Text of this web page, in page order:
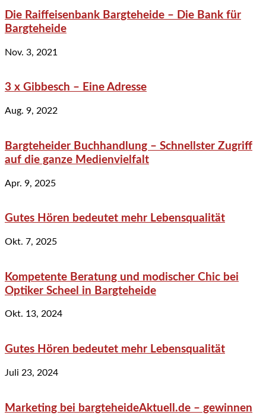
Die Raiffeisenbank Bargteheide – Die Bank für
Bargteheide
Nov. 3, 2021
3 x Gibbesch – Eine Adresse
Aug. 9, 2022
Bargteheider Buchhandlung – Schnellster Zugriff
auf die ganze Medienvielfalt
Apr. 9, 2025
Gutes Hören bedeutet mehr Lebensqualität
Okt. 7, 2025
Kompetente Beratung und modischer Chic bei
Optiker Scheel in Bargteheide
Okt. 13, 2024
Gutes Hören bedeutet mehr Lebensqualität
Juli 23, 2024
Marketing bei bargteheideAktuell.de – gewinnen